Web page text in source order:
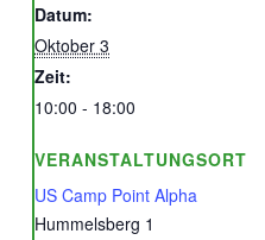
Datum:
Oktober 3
Zeit:
10:00 - 18:00
VERANSTALTUNGSORT
US Camp Point Alpha
Hummelsberg 1